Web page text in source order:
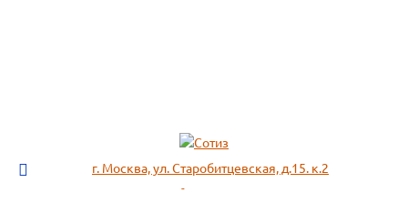
г. Москва, ул. Старобитцевская, д.15. к.2
info@sotizz.ru